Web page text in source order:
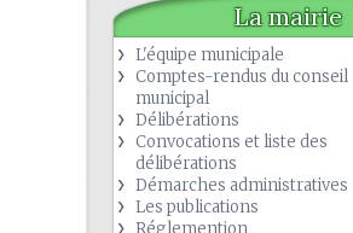
La mairie
L'équipe municipale
Comptes-rendus du conseil
municipal
Délibérations
Convocations et liste des
délibérations
Démarches administratives
Les publications
Réglemention